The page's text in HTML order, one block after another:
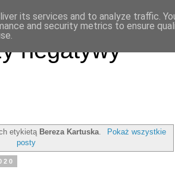
negatywy
etykietą Bereza Kartuska
Pokaż wszystkie
posty
its services and to analyze traffic.
and security metrics to ensure